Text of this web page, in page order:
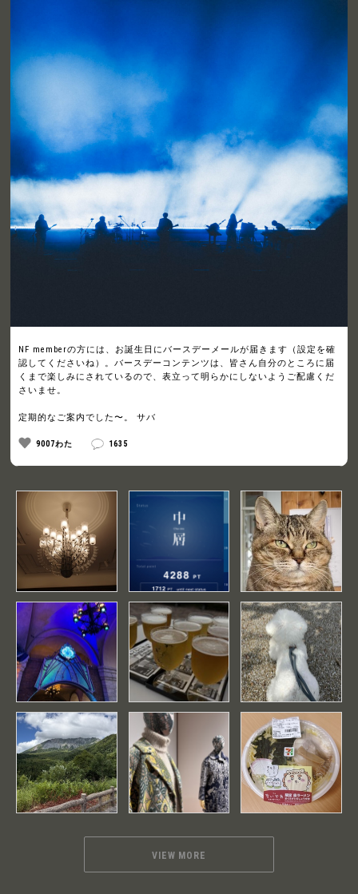
NF memberの方には、お誕生日にバースデーメールが届きます（設定を確
認してくださいね）。バースデーコンテンツは、皆さん自分のところに届
くまで楽しみにされているので、表立って明らかにしないようご配慮くだ
さいませ。
定期的なご案内でした〜。 サバ
9007わた 1635
VIEW MORE